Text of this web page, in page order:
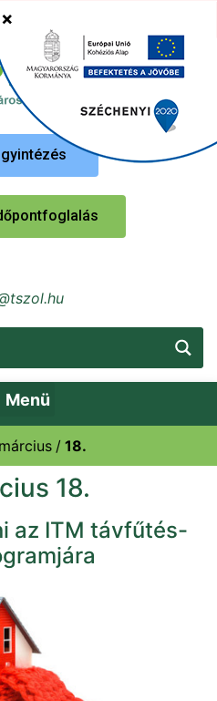
korlátozások Tatabányán
március 18.
18.
az ITM távfűtés-